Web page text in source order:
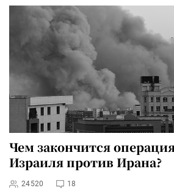
Чем закончится
Израиля против Ирана?
24520 18